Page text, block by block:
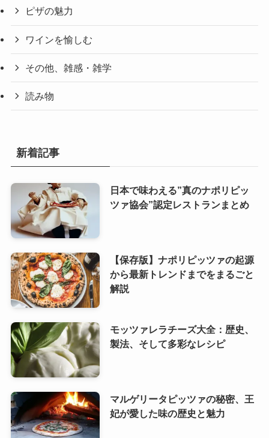
ピザの魅力
ワインを愉しむ
その他、雑感・雑学
読み物
新着記事
日本で味わえる”真のナポリピッ
ツァ協会”認定レストランまとめ
【保存版】ナポリピッツァの起源
から最新トレンドまでをまるごと
解説
モッツァレラチーズ大全：歴史、
製法、そして多彩なレシピ
マルゲリータピッツァの秘密、王
妃が愛した味の歴史と魅力